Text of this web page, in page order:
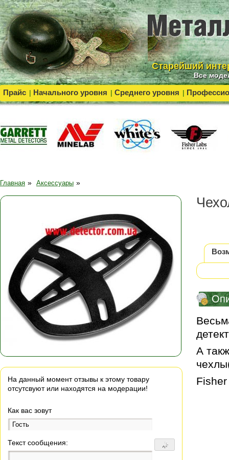
Cтарейший
Все
Прайс | Начального уровня | Среднего уровня |
Главная » Аксессуары »
На данный момент отзывы к этому товару
отсутсвуют или находятся на модерации!
Как вас зовут
Текст сообщения:
А